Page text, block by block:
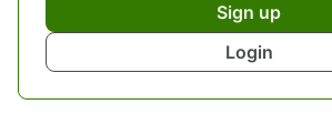
Sign up
Login